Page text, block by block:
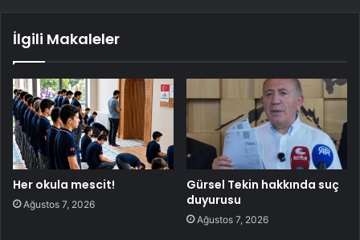
İlgili Makaleler
Her okula mescit!
Ağustos 7, 2026
Gürsel Tekin hakkında suç
duyurusu
Ağustos 7, 2026